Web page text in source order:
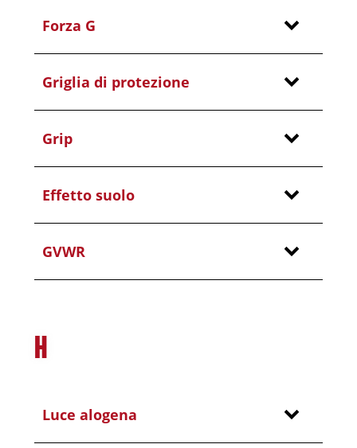
Forza G
Griglia di protezione
Grip
Effetto suolo
GVWR
H
Luce alogena